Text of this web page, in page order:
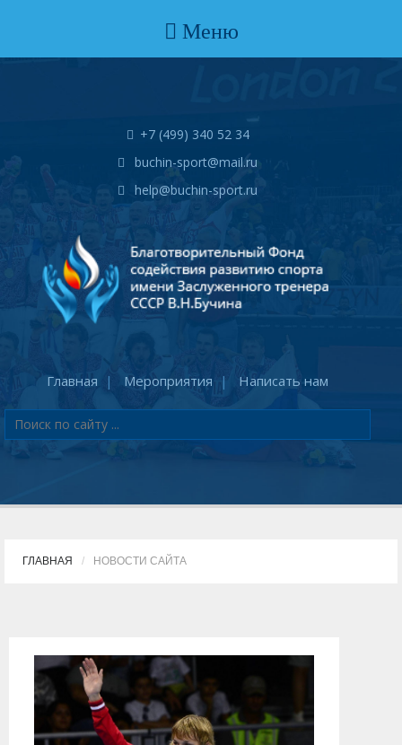
Меню
+7 (499) 340 52 34
buchin-sport@mail.ru
help@buchin-sport.ru
Главная Мероприятия Написать нам
ГЛАВНАЯ НОВОСТИ САЙТА